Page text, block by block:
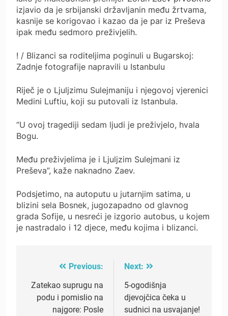
izjavio da je srbijanski državljanin među žrtvama,
kasnije se korigovao i kazao da je par iz Preševa
ipak među sedmoro preživjelih.
! / Blizanci sa roditeljima poginuli u Bugarskoj:
Zadnje fotografije napravili u Istanbulu
Riječ je o Ljuljzimu Sulejmaniju i njegovoj vjerenici
Medini Luftiu, koji su putovali iz Istanbula.
“U ovoj tragediji sedam ljudi je preživjelo, hvala
Bogu.
Među preživjelima je i Ljuljzim Sulejmani iz
Preševa”, kaže naknadno Zaev.
Podsjetimo, na autoputu u jutarnjim satima, u
blizini sela Bosnek, jugozapadno od glavnog
grada Sofije, u nesreći je izgorio autobus, u kojem
je nastradalo i 12 djece, među kojima i blizanci.
navigation
Previous:
Zatekao suprugu na
podu i pomislio na
najgore: Posle
Next:
5-ogodišnja
djevojčica čeka u
sudnici na usvajanje!